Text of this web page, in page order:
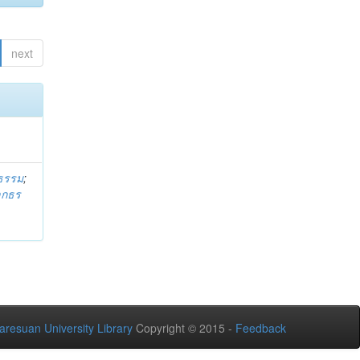
next
รม;
ธร
University Library Copyright © 2015 - Feedback